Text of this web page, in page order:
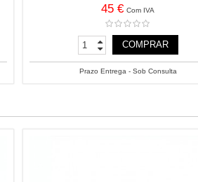
45 € Com IVA
COMPRAR
Prazo Entrega - Sob Consulta